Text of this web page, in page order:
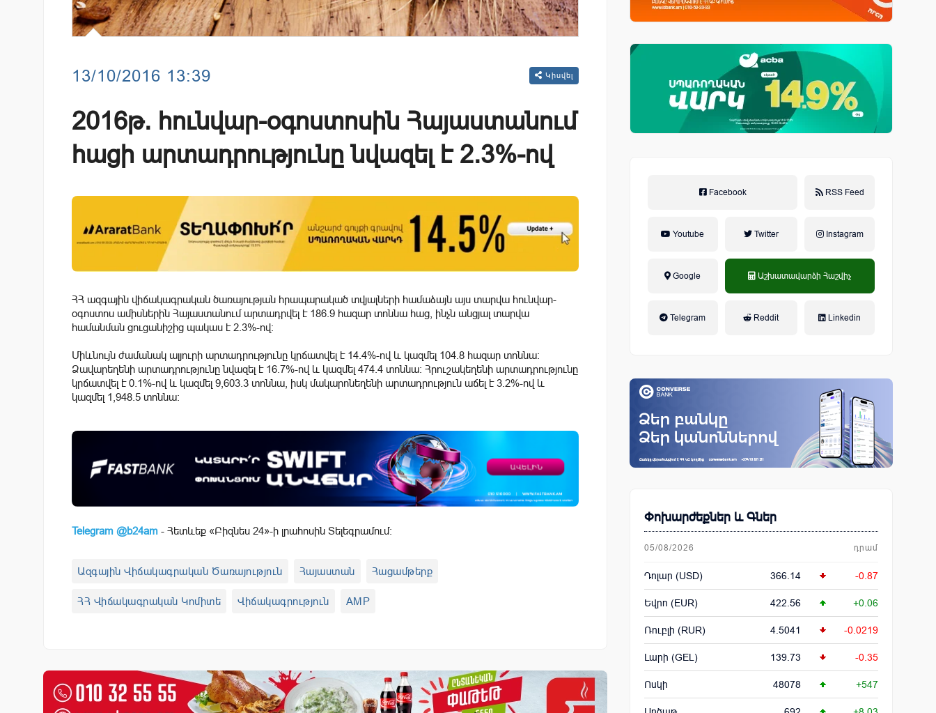
13/10/2016 13:39 Կիսվել
2016թ. հունվար-օգոստոսին Հայաստանում
հացի արտադրությունը նվազել է 2.3%-ով
ՀՀ ազգային վիճակագրական ծառայության հրապարակած տվյալների համաձայն այս տարվա հունվար-
օգոստոս ամիսներին Հայաստանում արտադրվել է 186.9 հազար տոննա հաց, ինչն անցյալ տարվա
համանման ցուցանիշից պակաս է 2.3%-ով։
Միևնույն ժամանակ ալյուրի արտադրությունը կրճատվել է 14.4%-ով և կազմել 104.8 հազար տոննա։
Ձավարեղենի արտադրությունը նվազել է 16.7%-ով և կազմել 474.4 տոննա։ Հրուշակեղենի արտադրությունը
կրճատվել է 0.1%-ով և կազմել 9,603.3 տոննա, իսկ մակարոնեղենի արտադրություն աճել է 3.2%-ով և
կազմել 1,948.5 տոննա։
Telegram @b24am - Հետևեք «Բիզնես 24»-ի լրահոսին Տելեգրամում:
Ազգային Վիճակագրական Ծառայություն Հայաստան Հացամթերք
ՀՀ Վիճակագրական Կոմիտե Վիճակագրություն AMP
Facebook RSS Feed
Youtube Twitter Instagram
Google Աշխատավարձի Հաշվիչ
Telegram Reddit Linkedin
Փոխարժեքներ և Գներ
05/08/2026 դրամ
Դոլար (USD) 366.14 -0.87
Եվրո (EUR) 422.56 +0.06
Ռուբլի (RUR) 4.5041 -0.0219
Լարի (GEL) 139.73 -0.35
Ոսկի 48078 +547